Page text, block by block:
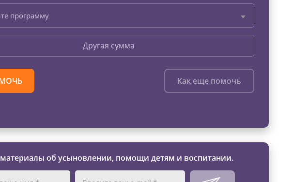
программу
Другая сумма
Как еще помочь
об усыновлении, помощи детям и воспитании.